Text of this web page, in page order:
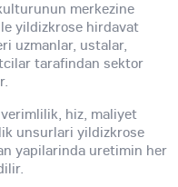
merkezine
yildizkrose hirdavat
uzmanlar, ustalar,
tarafindan sektor
hiz, maliyet
unsurlari yildizkrose
yapilarinda uretimin her